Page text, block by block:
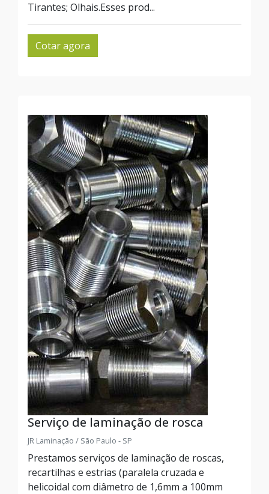
Tirantes; Olhais.Esses prod...
Cotar agora
Serviço de laminação de rosca
JR Laminação / São Paulo - SP
Prestamos serviços de laminação de roscas,
recartilhas e estrias (paralela cruzada e
helicoidal com diâmetro de 1,6mm a 100mm